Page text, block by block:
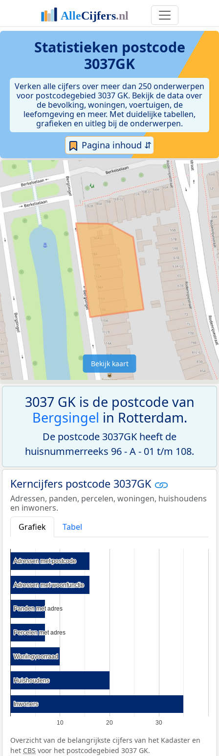
Statistieken postcode
3037GK
Verken alle cijfers over meer dan 250 onderwerpen
voor postcodegebied 3037 GK. Bekijk de data over
de bevolking, woningen, voertuigen, de
leefomgeving en meer. Met duidelijke tabellen,
grafieken en uitleg bij de onderwerpen.
Pagina inhoud ⇵
Bekijk kaart
3037 GK is de postcode van
Bergsingel in Rotterdam.
De postcode 3037GK heeft de
huisnummerreeks 96 - A - 01 t/m 108.
Kerncijfers postcode 3037GK
Adressen, panden, percelen, woningen, huishoudens
en inwoners.
Grafiek
Tabel
10 20 30
Adressen met postcode
Adressen met postcode
Adressen met woonfunctie
Adressen met woonfunctie
Panden met adres
Panden met adres
Percelen met adres
Percelen met adres
Woningvoorraad
Woningvoorraad
Huishoudens
Huishoudens
Inwoners
Inwoners
Overzicht van de belangrijkste cijfers van het Kadaster en
het CBS voor het postcodegebied 3037 GK.